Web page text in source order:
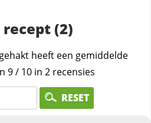
(2)
heeft een gemiddelde
9/ 10 in 2 recensies
RESET